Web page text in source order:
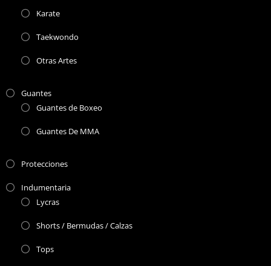
Karate
Taekwondo
Otras Artes
Guantes
Guantes de Boxeo
Guantes De MMA
Protecciones
Indumentaria
Lycras
Shorts / Bermudas / Calzas
Tops